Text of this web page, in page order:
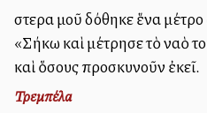
Ὕστερα μοῦ δόθηκε ἕνα
«Σήκω καὶ μέτρησε τὸ ναὸ
καὶ ὅσους προσκυνοῦν ἐκεῖ.
Τρεμπέλα